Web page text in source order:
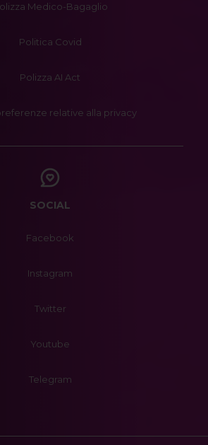
Medico-Bagaglio
Politica Covid
Polizza AI Act
relative alla privacy
SOCIAL
Facebook
Instagram
Twitter
Youtube
Telegram